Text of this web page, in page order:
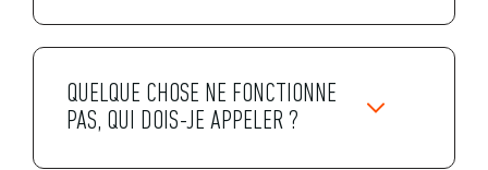
QUELQUE CHOSE NE FONCTIONNE
PAS, QUI DOIS-JE APPELER ?